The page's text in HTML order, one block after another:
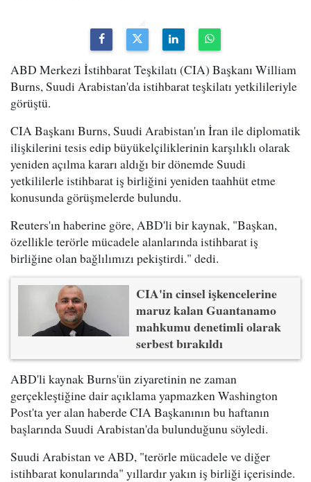
ABD Merkezi İstihbarat Teşkilatı (CIA) Başkanı William
Burns, Suudi Arabistan'da istihbarat teşkilatı yetkilileriyle
görüştü.
CIA Başkanı Burns, Suudi Arabistan'ın İran ile diplomatik
ilişkilerini tesis edip büyükelçiliklerinin karşılıklı olarak
yeniden açılma kararı aldığı bir dönemde Suudi
yetkililerle istihbarat iş birliğini yeniden taahhüt etme
konusunda görüşmelerde bulundu.
Reuters'ın haberine göre, ABD'li bir kaynak, "Başkan,
özellikle terörle mücadele alanlarında istihbarat iş
birliğine olan bağlılımızı pekiştirdi." dedi.
CIA'in cinsel işkencelerine
maruz kalan Guantanamo
mahkumu denetimli olarak
serbest bırakıldı
ABD'li kaynak Burns'ün ziyaretinin ne zaman
gerçekleştiğine dair açıklama yapmazken Washington
Post'ta yer alan haberde CIA Başkanının bu haftanın
başlarında Suudi Arabistan'da bulunduğunu söyledi.
Suudi Arabistan ve ABD, "terörle mücadele ve diğer
istihbarat konularında" yıllardır yakın iş birliği içerisinde.